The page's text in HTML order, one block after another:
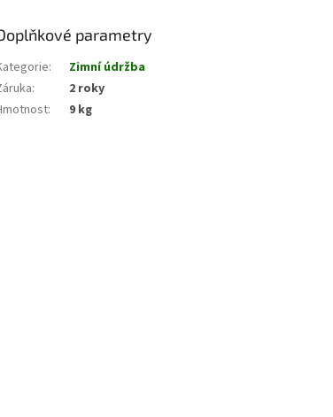
parametry
:
Zimní údržba
:
2 roky
: 9 kg